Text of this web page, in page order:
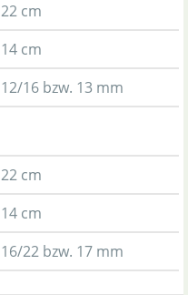
22 cm
14 cm
12/16 bzw. 13 mm
22 cm
14 cm
16/22 bzw. 17 mm